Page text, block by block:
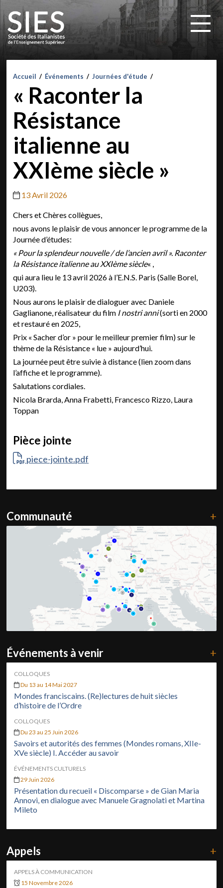
Accueil / Événements / Journées d'étude /
« Raconter la
Résistance
italienne au
XXIème siècle »
13 Avril 2026
Chers et Chères collègues,
nous avons le plaisir de vous annoncer le programme de la
Journée d’études:
« Pour la splendeur nouvelle / de l’ancien avril ». Raconter
la Résistance italienne au XXIème siècle« ,
qui aura lieu le 13 avril 2026 à l’E.N.S. Paris (Salle Borel,
U203).
Nous aurons le plaisir de dialoguer avec Daniele
Gaglianone, réalisateur du film I nostri anni(sorti en 2000
et restauré en 2025,
Prix « Sacher d’or » pour le meilleur premier film) sur le
thème de la Résistance « lue » aujourd’hui.
La journée peut être suivie à distance (lien zoom dans
l’affiche et le programme).
Salutations cordiales.
Nicola Brarda, Anna Frabetti, Francesco Rizzo, Laura
Toppan
Pièce jointe
piece-jointe.pdf
Communauté +
Événements à venir +
COLLOQUES
Du 13 au 14 Mai 2027
Mondes franciscains. (Re)lectures de huit siècles
d’histoire de l’Ordre
COLLOQUES
Du 23 au 25 Juin 2026
Savoirs et autorités des femmes (Mondes romans, XIIe-
XVe siècle) I. Accéder au savoir
ÉVÉNEMENTS CULTURELS
29 Juin 2026
Présentation du recueil « Discomparse » de Gian Maria
Annovi, en dialogue avec Manuele Gragnolati et Martina
Mileto
Appels +
APPELS À COMMUNICATION
15 Novembre 2026